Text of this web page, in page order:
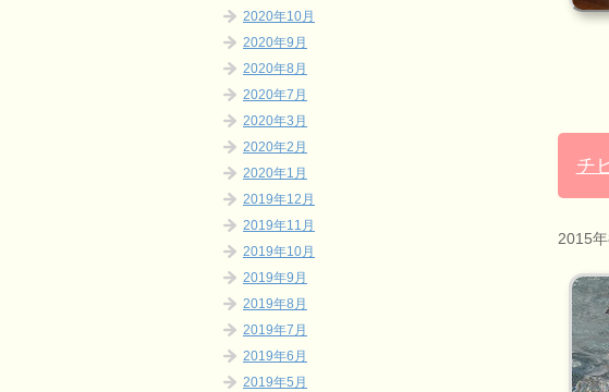
チ
2015
2020年10月
2020年9月
2020年8月
2020年7月
2020年3月
2020年2月
2020年1月
2019年12月
2019年11月
2019年10月
2019年9月
2019年8月
2019年7月
2019年6月
2019年5月